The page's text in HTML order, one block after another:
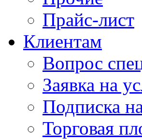
Прайс-лист
Клиентам
Вопрос
Заявка на
Подписка
Торговая